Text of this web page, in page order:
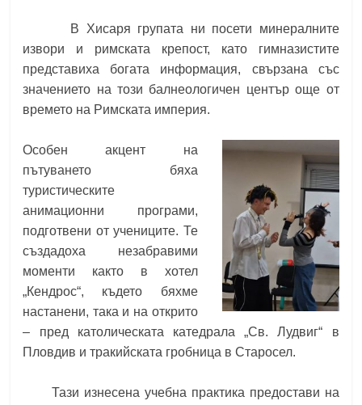
В Хисаря групата ни посети минералните
извори и римската крепост, като гимназистите
представиха богата информация, свързана със
значението на този балнеологичен център още от
времето на Римската империя.
Особен акцент на
пътуването бяха
туристическите
анимационни програми,
подготвени от учениците. Те
създадоха незабравими
моменти както в хотел
„Кендрос“, където бяхме
настанени, така и на открито
– пред католическата катедрала „Св. Лудвиг“ в
Пловдив и тракийската гробница в Старосел.
Тази изнесена учебна практика предостави на